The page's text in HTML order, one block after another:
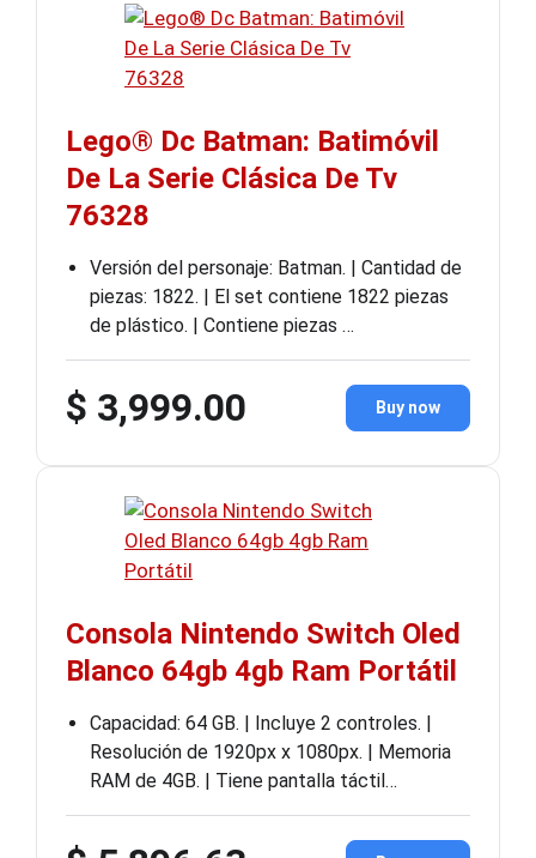
Lego® Dc Batman: Batimóvil
De La Serie Clásica De Tv
76328
Versión del personaje: Batman. | Cantidad de
piezas: 1822. | El set contiene 1822 piezas
de plástico. | Contiene piezas …
$ 3,999.00 Buy now
Consola Nintendo Switch Oled
Blanco 64gb 4gb Ram Portátil
Capacidad: 64 GB. | Incluye 2 controles. |
Resolución de 1920px x 1080px. | Memoria
RAM de 4GB. | Tiene pantalla táctil…